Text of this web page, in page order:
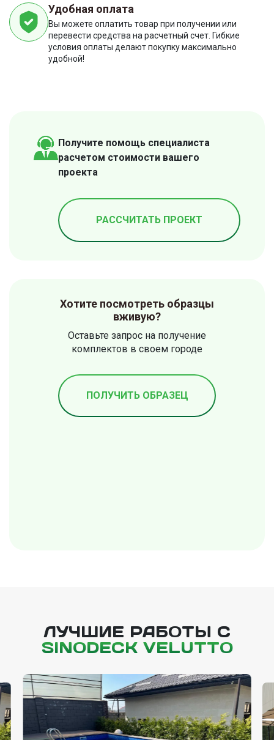
Удобная оплата
Вы можете оплатить товар при получении или
перевести средства на расчетный счет. Гибкие
условия оплаты делают покупку максимально
удобной!
Получите помощь специалиста
расчетом стоимости вашего
проекта
РАССЧИТАТЬ ПРОЕКТ
Хотите посмотреть образцы
вживую?
Оставьте запрос на получение
комплектов в своем городе
ПОЛУЧИТЬ ОБРАЗЕЦ
ЛУЧШИЕ РАБОТЫ С
SINODECK VELUTTO